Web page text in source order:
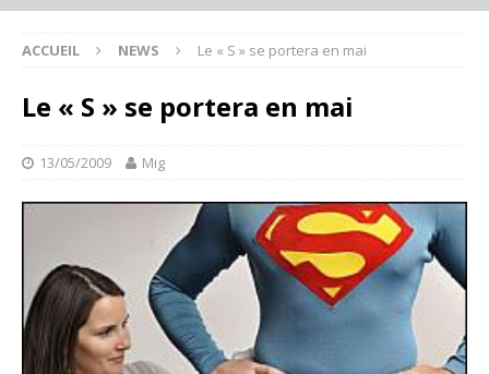
ACCUEIL NEWS Le « S » se portera en mai
Le « S » se portera en mai
13/05/2009 Mig